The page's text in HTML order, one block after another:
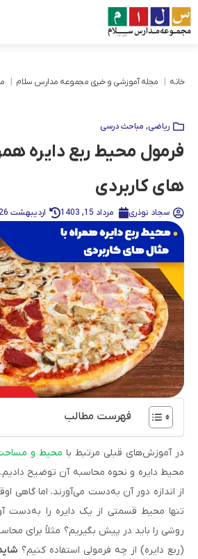
خانه مجله آموزشی و خبری مجموعه مدارس سلام
ریاضی, مباحث درسی
فرمول محیط ربع دایره
های کاربردی
سجاد نوذری مرداد 15, 1403 اردیبهشت 26, 1405
فهرست مطالب
در آموزش‌های قبلی مرتبط با محیط و
محیط دایره و نحوه محاسبه آن توضیح
از اندازه دور آن به‌دست می‌آورند، اما گاهی
تنها محیط قسمتی از یک دایره را به‌دست
روشی را باید در پیش بگیریم؟ مثلاً برای
(ربع دایره) از چه فرمولی استفاده کنیم؟